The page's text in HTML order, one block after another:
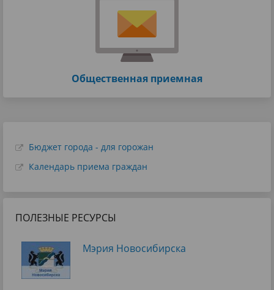
Общественная приемная
Бюджет города - для горожан
Календарь приема граждан
ПОЛЕЗНЫЕ РЕСУРСЫ
Мэрия Новосибирска